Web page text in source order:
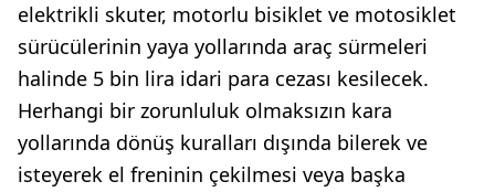
elektrikli skuter, motorlu bisiklet ve motosiklet
sürücülerinin yaya yollarında araç sürmeleri
halinde 5 bin lira idari para cezası kesilecek.
Herhangi bir zorunluluk olmaksızın kara
yollarında dönüş kuralları dışında bilerek ve
isteyerek el freninin çekilmesi veya başka